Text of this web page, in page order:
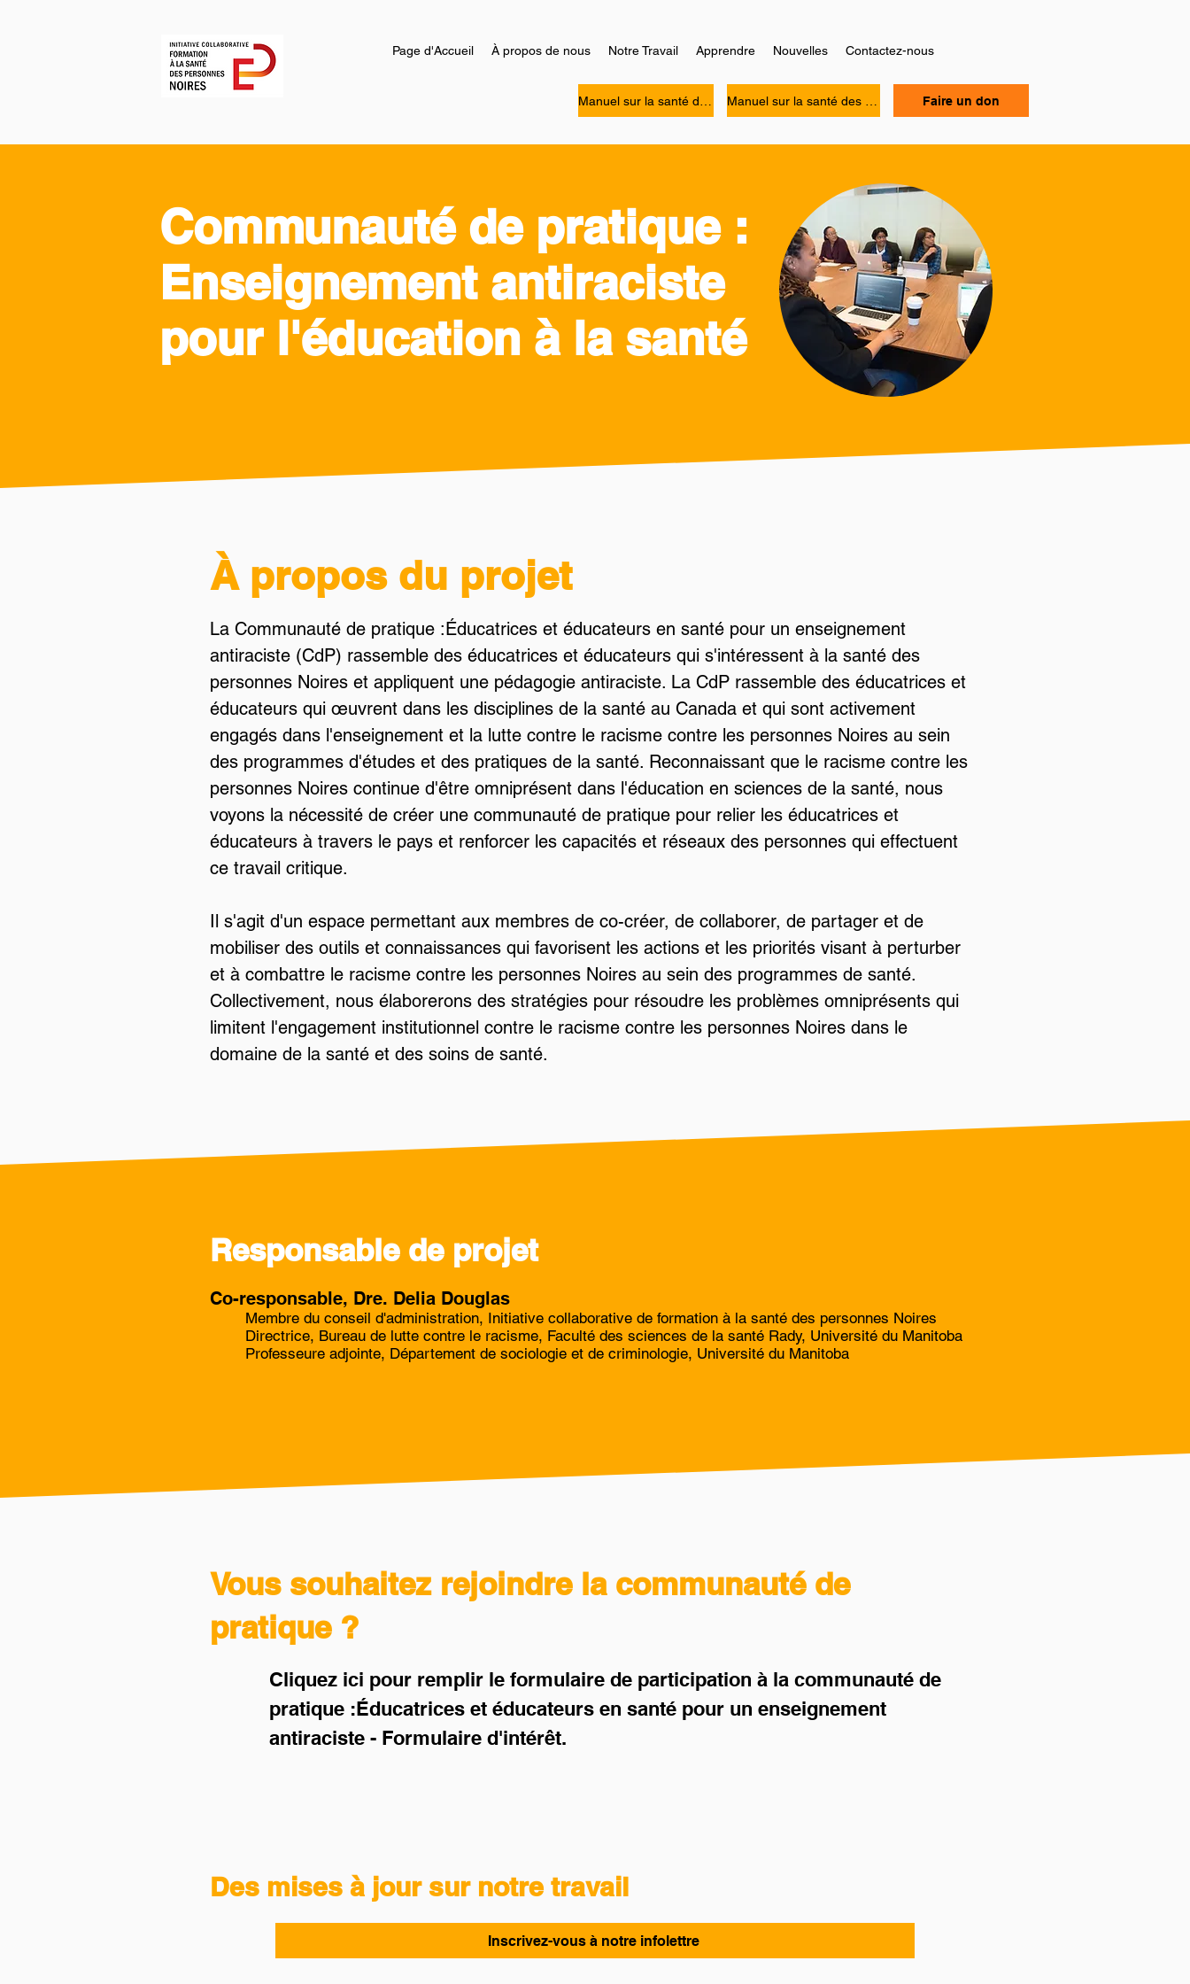
Page d'Accueil À propos de nous Notre Travail Apprendre Nouvelles Contactez-nous
Faire un don
Communauté de pratique :
Enseignement antiraciste
pour l'éducation à la santé
À propos du projet
La Communauté de pratique :Éducatrices et éducateurs en santé pour un enseignement
antiraciste (CdP) rassemble des éducatrices et éducateurs qui s'intéressent à la santé des
personnes Noires et appliquent une pédagogie antiraciste. La CdP rassemble des éducatrices et
éducateurs qui œuvrent dans les disciplines de la santé au Canada et qui sont activement
engagés dans l'enseignement et la lutte contre le racisme contre les personnes Noires au sein
des programmes d'études et des pratiques de la santé. Reconnaissant que le racisme contre les
personnes Noires continue d'être omniprésent dans l'éducation en sciences de la santé, nous
voyons la nécessité de créer une communauté de pratique pour relier les éducatrices et
éducateurs à travers le pays et renforcer les capacités et réseaux des personnes qui effectuent
ce travail critique.
Il s'agit d'un espace permettant aux membres de co-créer, de collaborer, de partager et de
mobiliser des outils et connaissances qui favorisent les actions et les priorités visant à perturber
et à combattre le racisme contre les personnes Noires au sein des programmes de santé.
Collectivement, nous élaborerons des stratégies pour résoudre les problèmes omniprésents qui
limitent l'engagement institutionnel contre le racisme contre les personnes Noires dans le
domaine de la santé et des soins de santé.
Responsable de projet
Co-responsable, Dre. Delia Douglas
Membre du conseil d'administration, Initiative collaborative de formation à la santé des personnes Noires
Directrice, Bureau de lutte contre le racisme, Faculté des sciences de la santé Rady, Université du Manitoba
Professeure adjointe, Département de sociologie et de criminologie, Université du Manitoba
Vous souhaitez rejoindre la communauté de
pratique ?
Cliquez ici pour remplir le formulaire de participation à la communauté de
pratique :Éducatrices et éducateurs en santé pour un enseignement
antiraciste - Formulaire d'intérêt.
Des mises à jour sur notre travail
Inscrivez-vous à notre infolettre